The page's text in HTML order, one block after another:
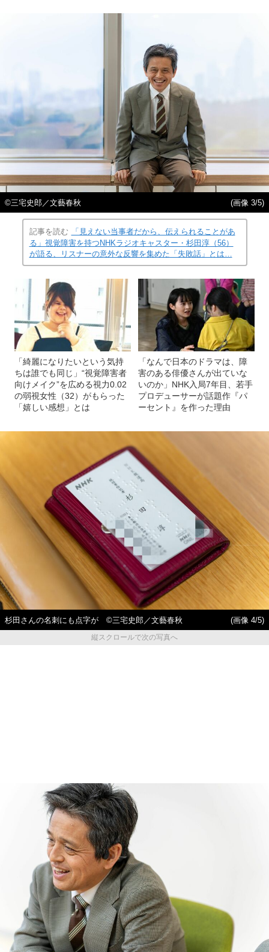
©三宅史郎／文藝春秋 (画像 3/5)
記事を読む
「見えない当事者だから、伝えられることがあ
る」視覚障害を持つNHKラジオキャスター・杉田淳（56）
が語る、リスナーの意外な反響を集めた「失敗話」とは…
「綺麗になりたいという気持
ちは誰でも同じ」“視覚障害者
向けメイク”を広める視力0.02
の弱視女性（32）がもらった
「嬉しい感想」とは
「なんで日本のドラマは、障
害のある俳優さんが出ていな
いのか」NHK入局7年目、若手
プロデューサーが話題作『パ
ーセント』を作った理由
杉田さんの名刺にも点字が ©三宅史郎／文藝春秋
(画像 4/5)
縦スクロールで次の写真へ